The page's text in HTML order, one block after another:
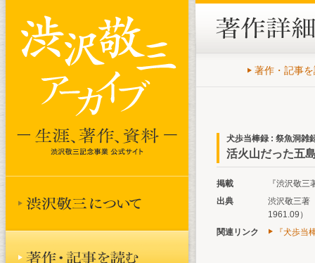
著作・記事
犬歩当棒録 : 祭魚洞雑
活火山だった五
掲載
『渋沢敬
出典
渋沢敬三著
1961.09）
関連リンク
『犬歩当